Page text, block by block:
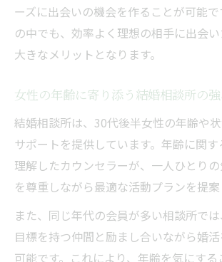
ーズに出会いの機会を作ることが可能
の中でも、効率よく理想の相手に出会
大きなメリットとなります。
女性の年齢に寄り添う結婚相談所の
結婚相談所は、30代後半女性の年齢や
サポートを提供しています。年齢に関
理解したカウンセラーが、一人ひとり
を尊重しながら最適な活動プランを提案
また、同じ年代の会員が多い相談所で
目標を持つ仲間と励まし合いながら婚
可能です。これにより、年齢を気にする